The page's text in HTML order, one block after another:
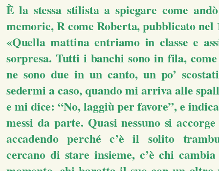
È la stessa stilista a spiegare come
memorie, R come Roberta, pubblicato nel
«Quella mattina entriamo in classe e
sorpresa. Tutti i banchi sono in fila,
ne sono due in un canto, un po’
sedermi a caso, quando mi arriva alle
e mi dice: “No, laggiù per favore”, e
messi da parte. Quasi nessuno si
accadendo perché c’è il solito
cercano di stare insieme, c’è chi